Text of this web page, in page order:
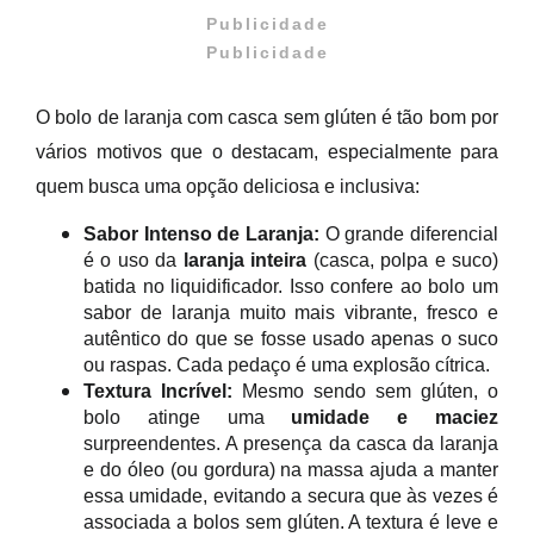
Publicidade
Publicidade
O bolo de laranja com casca sem glúten é tão bom por
vários motivos que o destacam, especialmente para
quem busca uma opção deliciosa e inclusiva:
Sabor Intenso de Laranja: O grande diferencial
é o uso da
laranja inteira (casca, polpa e suco)
batida no liquidificador. Isso confere ao bolo um
sabor de laranja muito mais vibrante, fresco e
autêntico do que se fosse usado apenas o suco
ou raspas. Cada pedaço é uma explosão cítrica.
Textura Incrível: Mesmo sendo sem glúten, o
bolo atinge uma umidade e maciez
surpreendentes. A presença da casca da laranja
e do óleo (ou gordura) na massa ajuda a manter
essa umidade, evitando a secura que às vezes é
associada a bolos sem glúten. A textura é leve e